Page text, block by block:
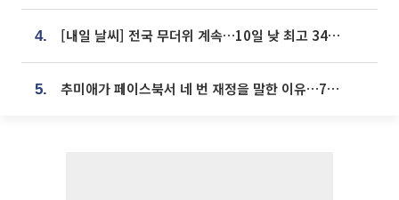
4. [내일 날씨] 전국 무더위 계속…10일 낮 최고 34도 육박
5. 추미애가 페이스북서 네 번 재정을 말한 이유…7700억 추경 열쇠는 도의회에